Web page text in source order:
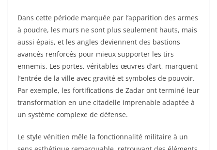
Dans cette période marquée par l’apparition des armes
à poudre, les murs ne sont plus seulement hauts, mais
aussi épais, et les angles deviennent des bastions
avancés renforcés pour mieux supporter les tirs
ennemis. Les portes, véritables œuvres d’art, marquent
l’entrée de la ville avec gravité et symboles de pouvoir.
Par exemple, les fortifications de Zadar ont terminé leur
transformation en une citadelle imprenable adaptée à
un système complexe de défense.
Le style vénitien mêle la fonctionnalité militaire à un